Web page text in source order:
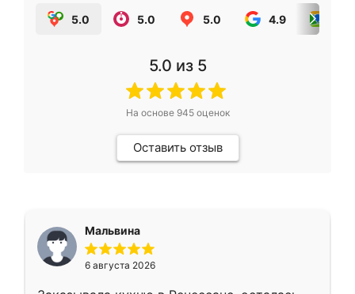
5.0 5.0 5.0 4.9
5.0 из 5
На основе 945оценок
Оставить отзыв
Мальвина
6 августа 2026